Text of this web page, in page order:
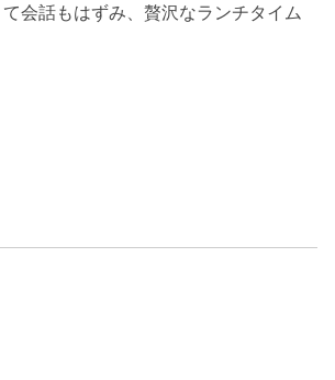
会話もはずみ、贅沢なランチタイム